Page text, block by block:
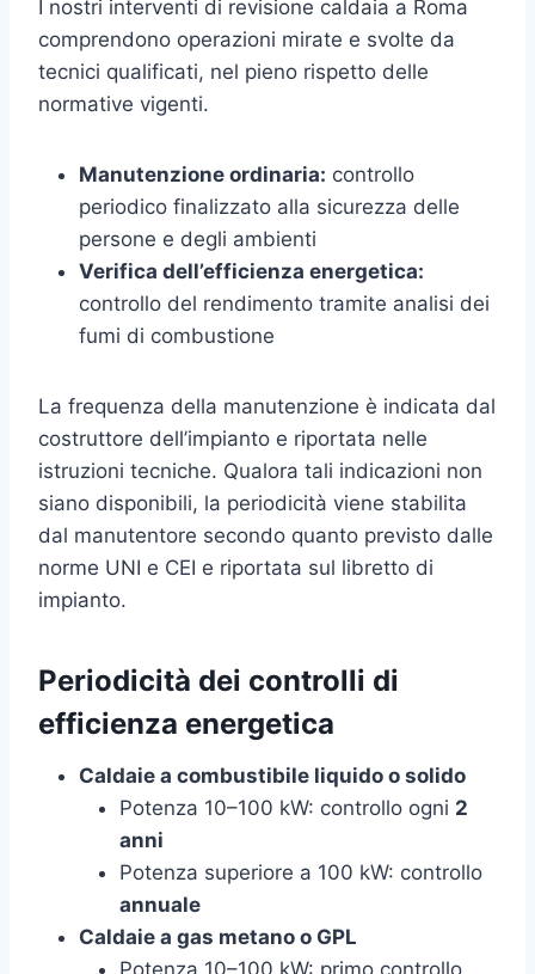
I nostri interventi di revisione caldaia a Roma
comprendono operazioni mirate e svolte da
tecnici qualificati, nel pieno rispetto delle
normative vigenti.
Manutenzione ordinaria: controllo
periodico finalizzato alla sicurezza delle
persone e degli ambienti
Verifica dell’efficienza energetica:
controllo del rendimento tramite analisi dei
fumi di combustione
La frequenza della manutenzione è indicata dal
costruttore dell’impianto e riportata nelle
istruzioni tecniche. Qualora tali indicazioni non
siano disponibili, la periodicità viene stabilita
dal manutentore secondo quanto previsto dalle
norme UNI e CEI e riportata sul libretto di
impianto.
Periodicità dei controlli di
efficienza energetica
Caldaie a combustibile liquido o solido
Potenza 10–100 kW: controllo ogni 2
anni
Potenza superiore a 100 kW: controllo
annuale
Caldaie a gas metano o GPL
Potenza 10–100 kW: primo controllo